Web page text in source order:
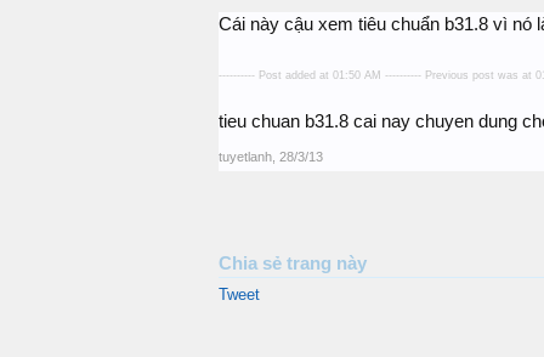
Cái này cậu xem tiêu chuẩn b31.8 vì nó
---------- Post added at 01:50 AM ---------- Previous post was at
tieu chuan b31.8 cai nay chuyen dung
tuyetlanh 28/3/13
Chia sẻ trang này
Tweet